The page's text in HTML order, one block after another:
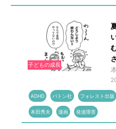
子どもの成長
ADHD バトン社 フォレスト出版
本田秀夫 漫画 発達障害